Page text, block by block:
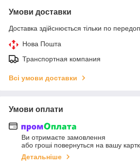
Умови доставки
Доставка здійснюється тільки по
Нова Пошта
Транспортная компания
Всі умови доставки
Умови оплати
Ви отримаєте замовлення
або гроші повернуться на вашу
Детальніше